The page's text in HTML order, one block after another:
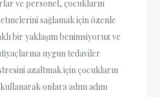
ve personel, çocukların
sağlamak için özenle
bir yaklaşım benimsiyoruz ve
uygun tedaviler
azaltmak için çocukların
onlara adım adım